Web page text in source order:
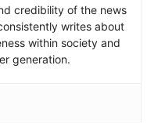
credibility of the news
writes about
within society and
generation.